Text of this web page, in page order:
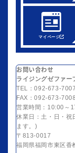
マイページ
お問い合わせ
ライジングゼファー
TEL：092-673-7007
FAX：092-673-7008
営業時間：10:00～
休業日：土・日・祝
ます。)
〒813-0017
福岡県福岡市東区